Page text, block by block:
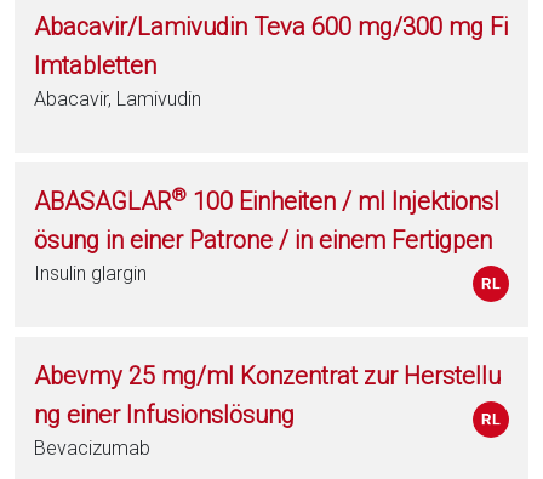
Abacavir/Lamivudin Teva 600 mg/300 mg Fi
lmtabletten
Abacavir, Lamivudin
ABASAGLAR® 100 Einheiten / ml Injektionsl
ösung in einer Patrone / in einem Fertigpen
Insulin glargin
Abevmy 25 mg/ml Konzentrat zur Herstellu
ng einer Infusionslösung
Bevacizumab